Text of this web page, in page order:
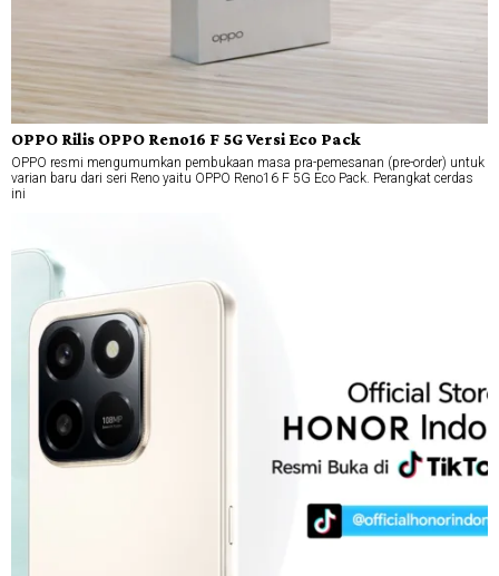
OPPO Rilis OPPO Reno16 F 5G Versi Eco Pack
OPPO resmi mengumumkan pembukaan masa pra-pemesanan (pre-order) untuk
varian baru dari seri Reno yaitu OPPO Reno16 F 5G Eco Pack. Perangkat cerdas
ini